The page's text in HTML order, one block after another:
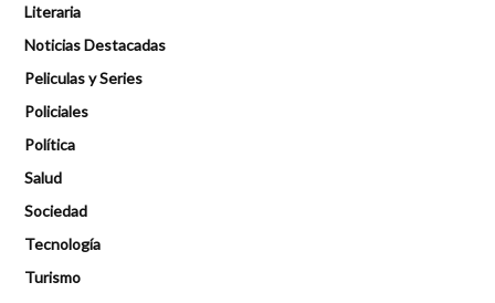
Literaria
Noticias Destacadas
Peliculas y Series
Policiales
Política
Salud
Sociedad
Tecnología
Turismo